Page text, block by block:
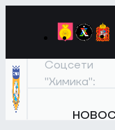
Соцсети
"Химика":